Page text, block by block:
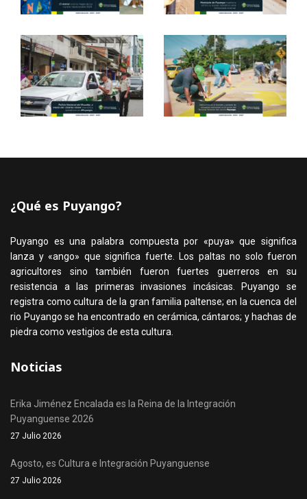
¿Qué es Puyango?
Puyango es una palabra compuesta por «puya» que significa
lanza y «ango» que significa fuerte. Los paltas no solo fueron
agricultores sino también fueron fuertes guerreros en su
resistencia a las primeras invasiones incásicas. Puyango se
registra como cultura de la gran familia paltense; en la cuenca del
rio Puyango se ha encontrado en cerámica, cántaros; y hachas de
piedra como vestigios de esta cultura.
Noticias
Erika Jiménez Encalada es la Reina de la Integración
Puyanguense 2026
27 Julio 2026
Agosto, es Cultura e Integración Puyanguense
27 Julio 2026